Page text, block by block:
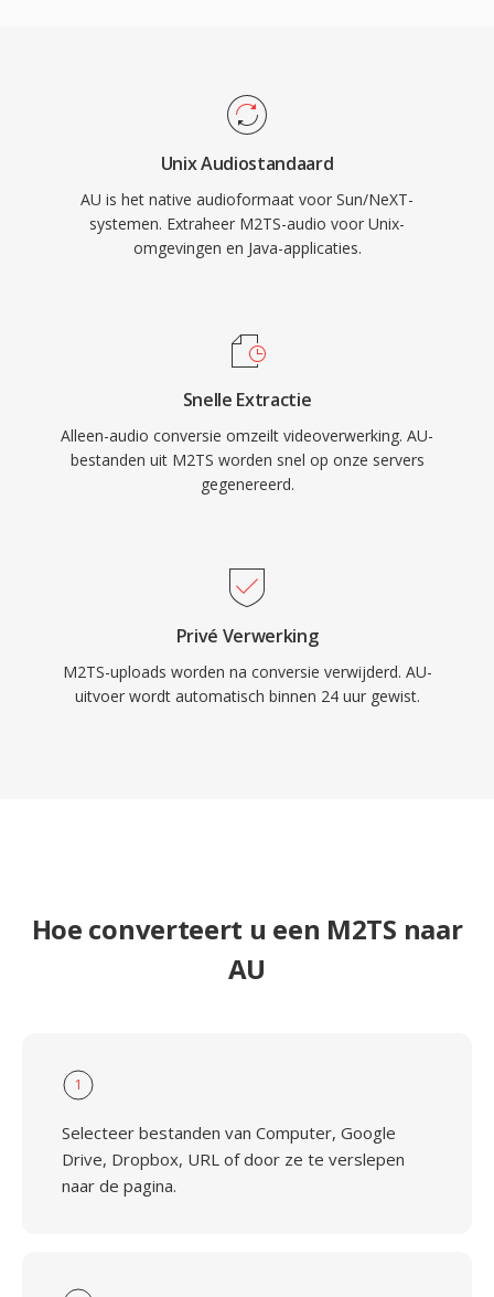
Unix Audiostandaard
AU is het native audioformaat voor Sun/NeXT-
systemen. Extraheer M2TS-audio voor Unix-
omgevingen en Java-applicaties.
Snelle Extractie
Alleen-audio conversie omzeilt videoverwerking. AU-
bestanden uit M2TS worden snel op onze servers
gegenereerd.
Privé Verwerking
M2TS-uploads worden na conversie verwijderd. AU-
uitvoer wordt automatisch binnen 24 uur gewist.
Hoe converteert u een M2TS naar
AU
1
Selecteer bestanden van Computer, Google
Drive, Dropbox, URL of door ze te verslepen
naar de pagina.